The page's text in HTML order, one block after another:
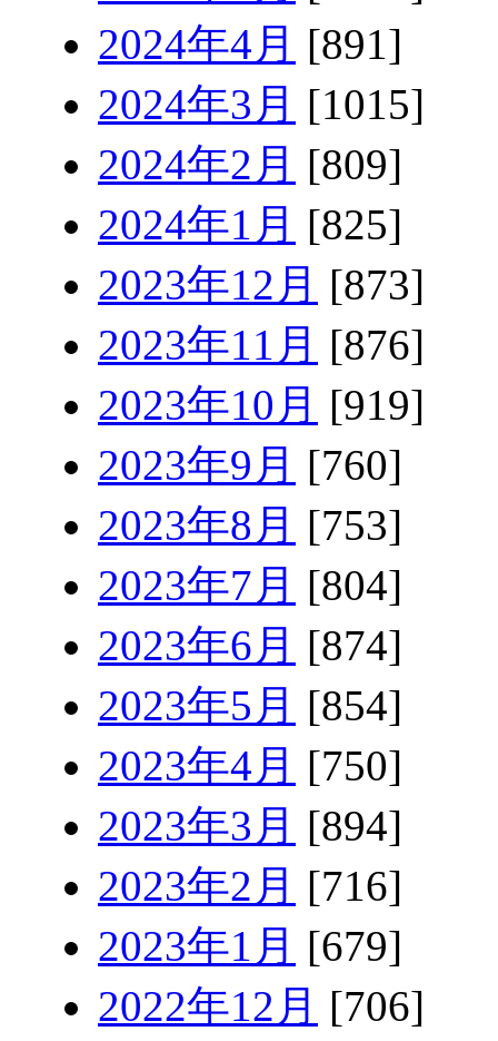
2024年4月 [891]
2024年3月 [1015]
2024年2月 [809]
2024年1月 [825]
2023年12月 [873]
2023年11月 [876]
2023年10月 [919]
2023年9月 [760]
2023年8月 [753]
2023年7月 [804]
2023年6月 [874]
2023年5月 [854]
2023年4月 [750]
2023年3月 [894]
2023年2月 [716]
2023年1月 [679]
2022年12月 [706]